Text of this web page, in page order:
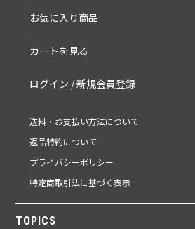
お気に入り商品
カートを見る
ログイン / 新規会員登録
送料・お支払い方法について
返品特約について
プライバシーポリシー
特定商取引法に基づく表示
TOPICS